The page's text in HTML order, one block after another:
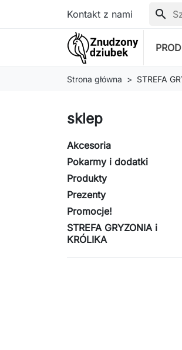
Kontakt z nami search
Strona główna STREFA
sklep
Akcesoria
Pokarmy i dodatki
Produkty
Prezenty
Promocje!
STREFA GRYZONIA i
KRÓLIKA